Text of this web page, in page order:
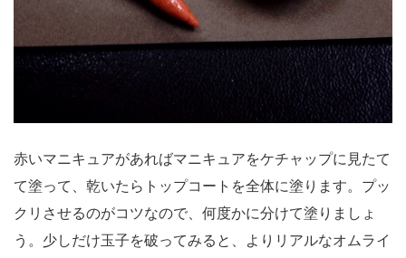
赤いマニキュアがあればマニキュアをケチャップに見たて
て塗って、乾いたらトップコートを全体に塗ります。プッ
クリさせるのがコツなので、何度かに分けて塗りましょ
う。少しだけ玉子を破ってみると、よりリアルなオムライ